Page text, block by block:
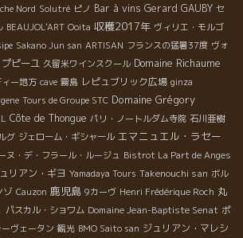
Nord Solutré ピノ Bar à vins Gerard GAUBY セ
BEAUJOL'ART Ooita 収穫2017年 ヴィリエ・モルゴ
Sakano Jun san ARTISAN フランスの猛暑37度 ヴォ
ピーユ 久留米ワインスクール Domaine Richaume
ー地方 cave 霧島 レピュブリック広場 ginza
Tours de Groupe STC Domaine Grégory
Côte de Thongue パリ・ノートルダム寺院 石川亜樹
グ ジェローム・ギシャール エマニュエル・ラセー
ヌ・デ・フラール・ルージュ Bistrot La Part de Anges
リアン・ギヨ Yamadaya Tours Takenouchi san ボル
ゾ Cauzon 鹿児島 9カーヴ Henri Frédérique Roch 丸
パスカル・ショワム Domaine Jean-Baptiste Senat ポ
ーヴェータン 観光 BMO Saito san ジュリアン・マレシ